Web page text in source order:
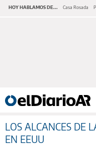
HOY HABLAMOS DE... Casa Rosada
LOS ALCANCES DE
EN EEUU